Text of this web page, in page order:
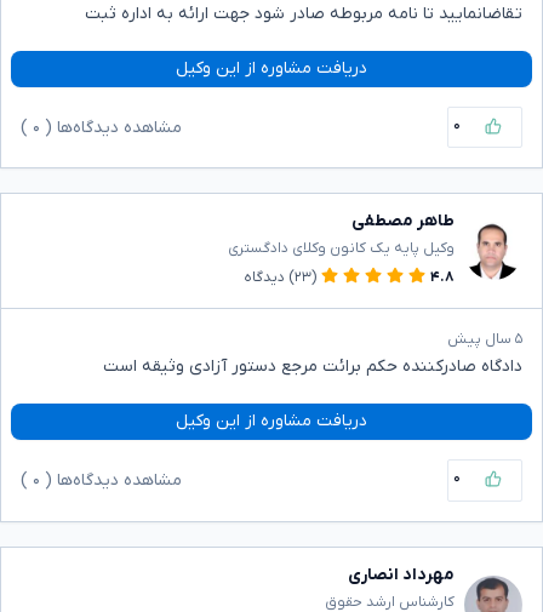
تقاضانمایید تا نامه مربوطه صادر شود جهت ارائه به اداره ثبت
دریافت مشاوره از این وکیل
۰ مشاهده دیدگاه‌ها ( ۰
طاهر مصطفی
وکیل پایه یک کانون وکلای دادگستری
۴.۸
(۲۳) دیدگاه
۵ سال پیش
دادگاه صادرکننده حکم برائت مرجع دستور آزادی وثیقه است
دریافت مشاوره از این وکیل
۰ مشاهده دیدگاه‌ها ( ۰
مهرداد انصاری
کارشناس ارشد حقوق